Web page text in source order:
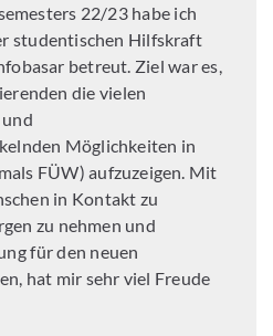
22/23 habe ich
studentischen Hilfskraft
betreut. Ziel war es,
die vielen
Möglichkeiten in
FÜW) aufzuzeigen. Mit
in Kontakt zu
zu nehmen und
für den neuen
hat mir sehr viel Freude